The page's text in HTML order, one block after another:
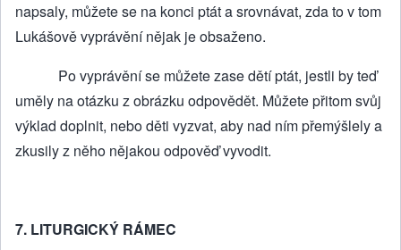
napsaly, můžete se na konci ptát a srovnávat, zda to v tom
Lukášově vyprávění nějak je obsaženo.
Po vyprávění se můžete zase dětí ptát, jestli by teď
uměly na otázku z obrázku odpovědět. Můžete přitom svůj
výklad doplnit, nebo děti vyzvat, aby nad ním přemýšlely a
zkusily z něho nějakou odpověď vyvodit.
7. LITURGICKÝ RÁMEC